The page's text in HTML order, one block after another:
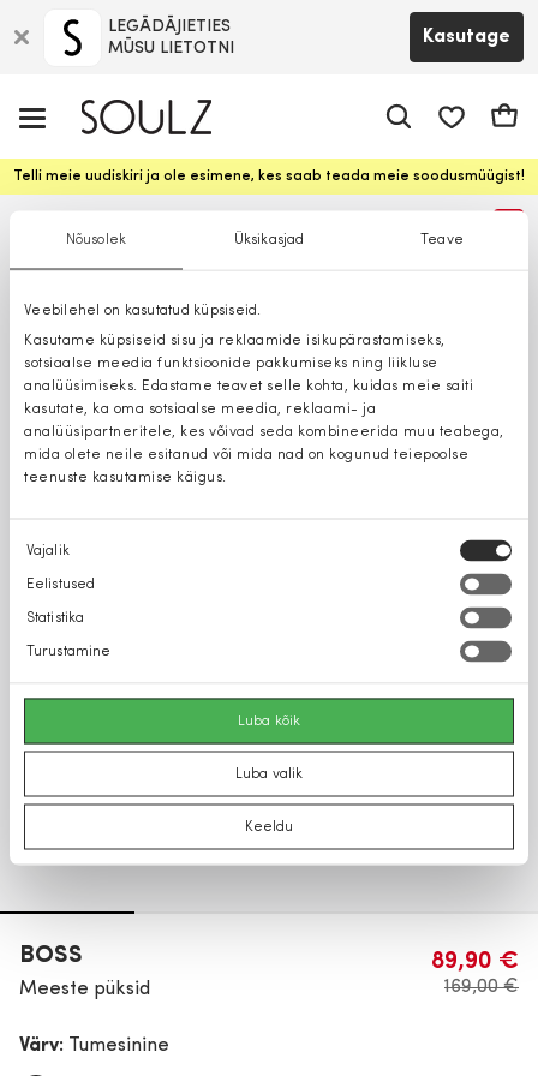
Nõusolek Üksikasjad Teave
Veebilehel on kasutatud küpsiseid.
Kasutame küpsiseid sisu ja reklaamide isikupärastamiseks,
sotsiaalse meedia funktsioonide pakkumiseks ning liikluse
analüüsimiseks. Edastame teavet selle kohta, kuidas meie saiti
kasutate, ka oma sotsiaalse meedia, reklaami- ja
analüüsipartneritele, kes võivad seda kombineerida muu teabega,
mida olete neile esitanud või mida nad on kogunud teiepoolse
teenuste kasutamise käigus.
Nõusoleku
valik
Vajalik
Eelistused
Statistika
Turustamine
Luba kõik
Luba valik
Keeldu
LEGĀDĀJIETIES
MŪSU LIETOTNI
Kasutage
Telli meie uudiskiri ja ole esimene, kes saab teada meie soodusmüügist!
BOSS
Meeste püksid
89,90 €
169,00 €
Värv: Tumesinine